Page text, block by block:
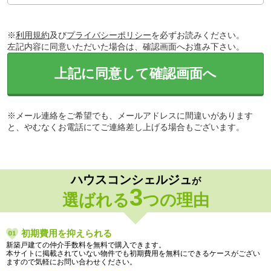
※利用規約及びプライバシーポリシーを必ずお読みください。
左記内容に同意いただいた場合は、確認画面へお進み下さい。
上記に同意して確認画面へ
※メール連絡をご希望でも、メールアドレスに間違いがあります
と、やむなくお電話にてご連絡差し上げる場合もございます。
ハウスコンシェルジュが
選ばれる3つの理由
初期費用を抑えられる
新築戸建ての仲介手数料を無料で購入できます。
本サイトに掲載されていない物件でも初期費用を無料にできるケースがござい
ますので気軽にお問い合わせください。